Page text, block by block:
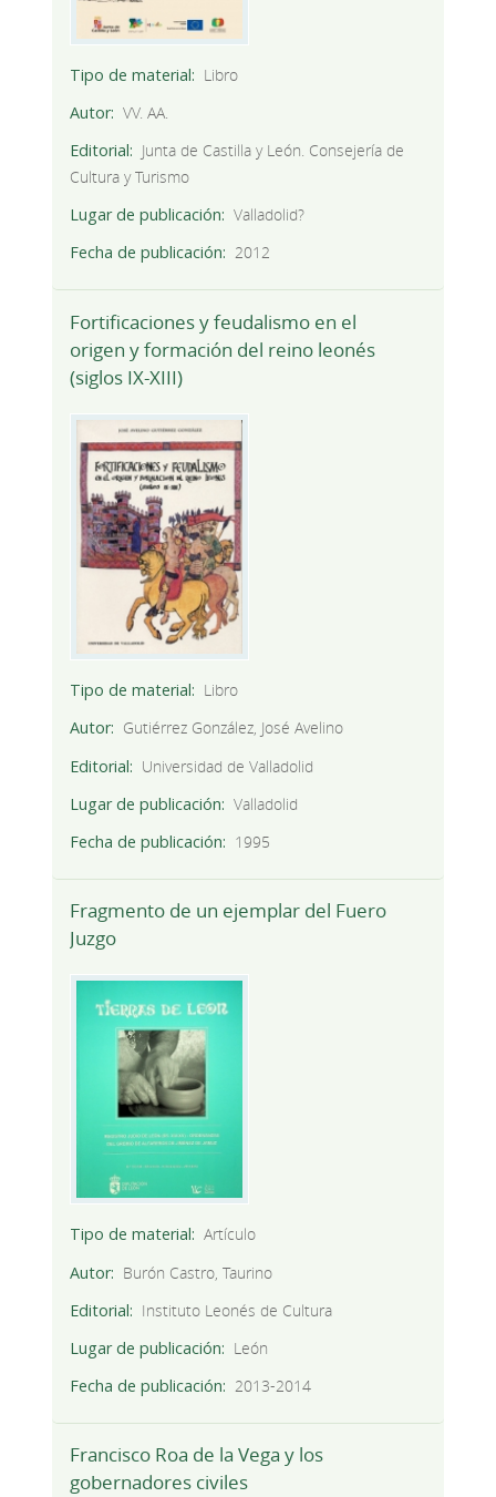
Tipo de material
Libro
Autor
VV. AA.
Editorial
Junta de Castilla y León. Consejería de
Cultura y Turismo
Lugar de publicación
Valladolid?
Fecha de publicación
2012
Fortificaciones y feudalismo en el
origen y formación del reino leonés
(siglos IX-XIII)
Tipo de material
Libro
Autor
Gutiérrez González, José Avelino
Editorial
Universidad de Valladolid
Lugar de publicación
Valladolid
Fecha de publicación
1995
Fragmento de un ejemplar del Fuero
Juzgo
Tipo de material
Artículo
Autor
Burón Castro, Taurino
Editorial
Instituto Leonés de Cultura
Lugar de publicación
León
Fecha de publicación
2013-2014
Francisco Roa de la Vega y los
gobernadores civiles